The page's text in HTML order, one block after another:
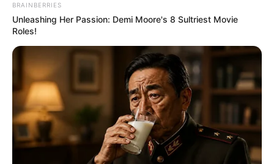
BRAINBERRIES
Unleashing Her Passion: Demi Moore's 8 Sultriest Movie
Roles!